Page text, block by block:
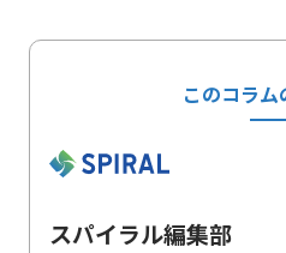
このコラ
スパイラル編集部